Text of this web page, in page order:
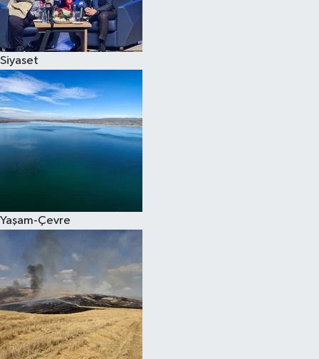
Siyaset
Yaşam-Çevre
Spor
Çocuk
Eğitim
Kim kimdir?
Kültür Sanat
Sağlık
Siyaset